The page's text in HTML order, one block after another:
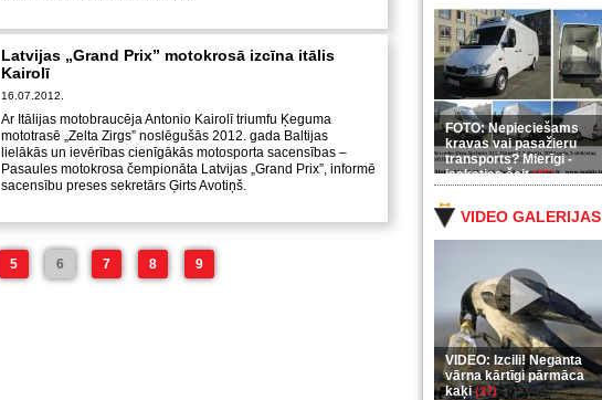
FOTO: Nepieciešams
kravas vai pasažieru
transports? Mierīgi -
ieskaties šeit(35)
VIDEO GALERIJAS
VIDEO: Izcili! Neganta
vārna kārtīgi pārmāca
kaķi(37)
Latvijas „Grand Prix” motokrosā izcīna itālis
Kairolī
16.07.2012.
Ar Itālijas motobraucēja Antonio Kairolī triumfu Ķeguma
mototrasē „Zelta Zirgs” noslēgušās 2012. gada Baltijas
lielākās un ievērības cienīgākās motosporta sacensības –
Pasaules motokrosa čempionāta Latvijas „Grand Prix”, informē
sacensību preses sekretārs Ģirts Avotiņš.
5 6 7 8 9